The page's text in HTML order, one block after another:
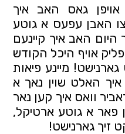
אויפן גאס האב איך
צו האבן עפעס א גוטע
האב איך קיינעם
פליק אויף היכל הקודש
מיינע פיאות
האלט שוין נאך א
וואס איך קען נאר
פאר א גוטע ארטיקל,
זיך גארנישט!